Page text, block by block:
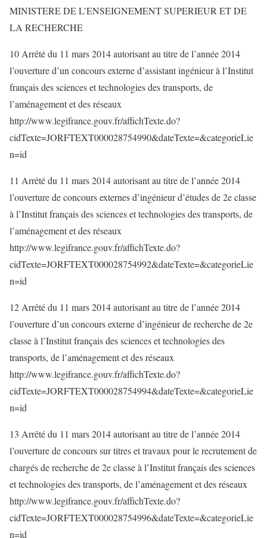
MINISTERE DE L’ENSEIGNEMENT SUPERIEUR ET DE
LA RECHERCHE
10 Arrêté du 11 mars 2014 autorisant au titre de l’année 2014
l’ouverture d’un concours externe d’assistant ingénieur à l’Institut
français des sciences et technologies des transports, de
l’aménagement et des réseaux
http://www.legifrance.gouv.fr/affichTexte.do?
cidTexte=JORFTEXT000028754990&dateTexte=&categorieLie
n=id
11 Arrêté du 11 mars 2014 autorisant au titre de l’année 2014
l’ouverture de concours externes d’ingénieur d’études de 2e classe
à l’Institut français des sciences et technologies des transports, de
l’aménagement et des réseaux
http://www.legifrance.gouv.fr/affichTexte.do?
cidTexte=JORFTEXT000028754992&dateTexte=&categorieLie
n=id
12 Arrêté du 11 mars 2014 autorisant au titre de l’année 2014
l’ouverture d’un concours externe d’ingénieur de recherche de 2e
classe à l’Institut français des sciences et technologies des
transports, de l’aménagement et des réseaux
http://www.legifrance.gouv.fr/affichTexte.do?
cidTexte=JORFTEXT000028754994&dateTexte=&categorieLie
n=id
13 Arrêté du 11 mars 2014 autorisant au titre de l’année 2014
l’ouverture de concours sur titres et travaux pour le recrutement de
chargés de recherche de 2e classe à l’Institut français des sciences
et technologies des transports, de l’aménagement et des réseaux
http://www.legifrance.gouv.fr/affichTexte.do?
cidTexte=JORFTEXT000028754996&dateTexte=&categorieLie
n=id